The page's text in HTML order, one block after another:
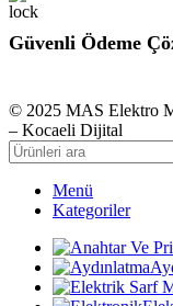
Güvenli Ödeme
© 2025 MAS Elektro
– Kocaeli Dijital
Menü
Kategoriler